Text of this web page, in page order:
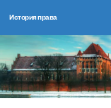
Перейти к
История права